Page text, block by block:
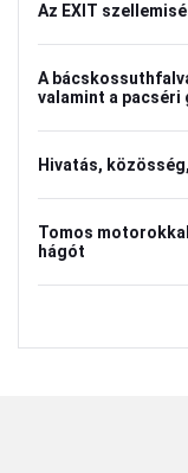
Az EXIT
A
valamint a pacséri
Hivatás,
Tomos
hágót